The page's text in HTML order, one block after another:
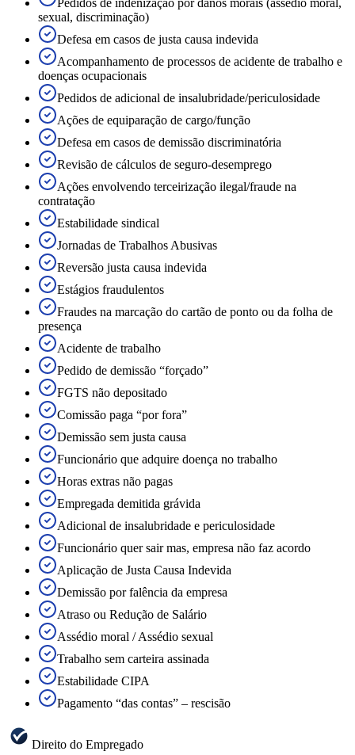
sexual, discriminação)
Defesa em casos de justa causa indevida
Acompanhamento de processos de acidente de trabalho e
doenças ocupacionais
Pedidos de adicional de insalubridade/periculosidade
Ações de equiparação de cargo/função
Defesa em casos de demissão discriminatória
Revisão de cálculos de seguro-desemprego
Ações envolvendo terceirização ilegal/fraude na
contratação
Estabilidade sindical
Jornadas de Trabalhos Abusivas
Reversão justa causa indevida
Estágios fraudulentos
Fraudes na marcação do cartão de ponto ou da folha de
presença
Acidente de trabalho
Pedido de demissão “forçado”
FGTS não depositado
Comissão paga “por fora”
Demissão sem justa causa
Funcionário que adquire doença no trabalho
Horas extras não pagas
Empregada demitida grávida
Adicional de insalubridade e periculosidade
Funcionário quer sair mas, empresa não faz acordo
Aplicação de Justa Causa Indevida
Demissão por falência da empresa
Atraso ou Redução de Salário
Assédio moral / Assédio sexual
Trabalho sem carteira assinada
Estabilidade CIPA
Pagamento “das contas” – rescisão
Direito do Empregado